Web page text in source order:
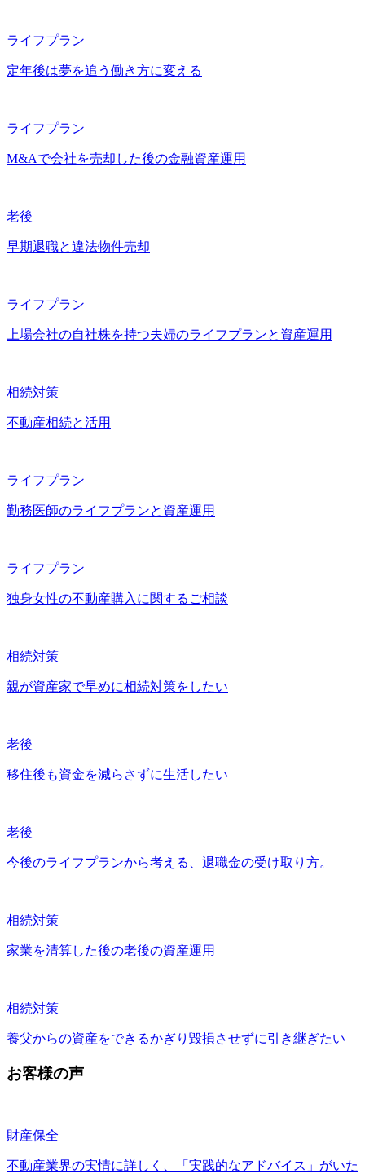
ライフプラン
定年後は夢を追う働き方に変える
ライフプラン
M&Aで会社を売却した後の金融資産運用
老後
早期退職と違法物件売却
ライフプラン
上場会社の自社株を持つ夫婦のライフプランと資産運用
相続対策
不動産相続と活用
ライフプラン
勤務医師のライフプランと資産運用
ライフプラン
独身女性の不動産購入に関するご相談
相続対策
親が資産家で早めに相続対策をしたい
老後
移住後も資金を減らさずに生活したい
老後
今後のライフプランから考える、退職金の受け取り方。
相続対策
家業を清算した後の老後の資産運用
相続対策
養父からの資産をできるかぎり毀損させずに引き継ぎたい
お客様の声
財産保全
不動産業界の実情に詳しく、「実践的なアドバイス」がいた